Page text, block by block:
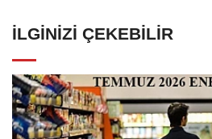
İLGINIZI ÇEKEBILIR